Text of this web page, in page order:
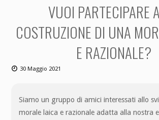
VUOI PARTECIPARE
COSTRUZIONE DI UNA
E RAZIONALE?
30 Maggio 2021
Siamo un gruppo di amici interessati allo
morale laica e razionale adatta alla nostra